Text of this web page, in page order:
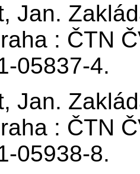
Jan.
: ČTN
05837-4.
Jan.
: ČTN
05938-8.